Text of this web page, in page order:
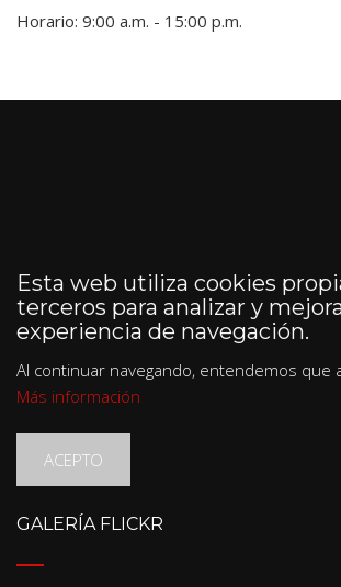
Horario: 9:00 a.m. - 15:00 p.m.
Esta web utiliza cookies
terceros para analizar y
experiencia de navegación.
Al continuar navegando, entendemos que
Más información
ACEPTO
GALERÍA FLICKR